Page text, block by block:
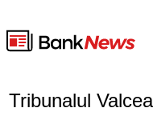
Tribunalul